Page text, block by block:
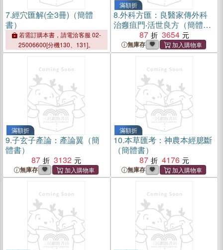
7.經穴匯解(全3冊)（簡體
書）
若需訂購本書，請電洽客服 02-
25006600[分機130、131]。
滿額折
8.外科方匯：良醫家傳外科
治癰疽門‧活世良方（簡體
87 3654
無庫存
滿額折
9.子玄子產論：產論翼（簡
體書）
87
3132
無庫存
滿額折
10.本草匯考：神農本經臆斷
（簡體書）
87
4176
無庫存